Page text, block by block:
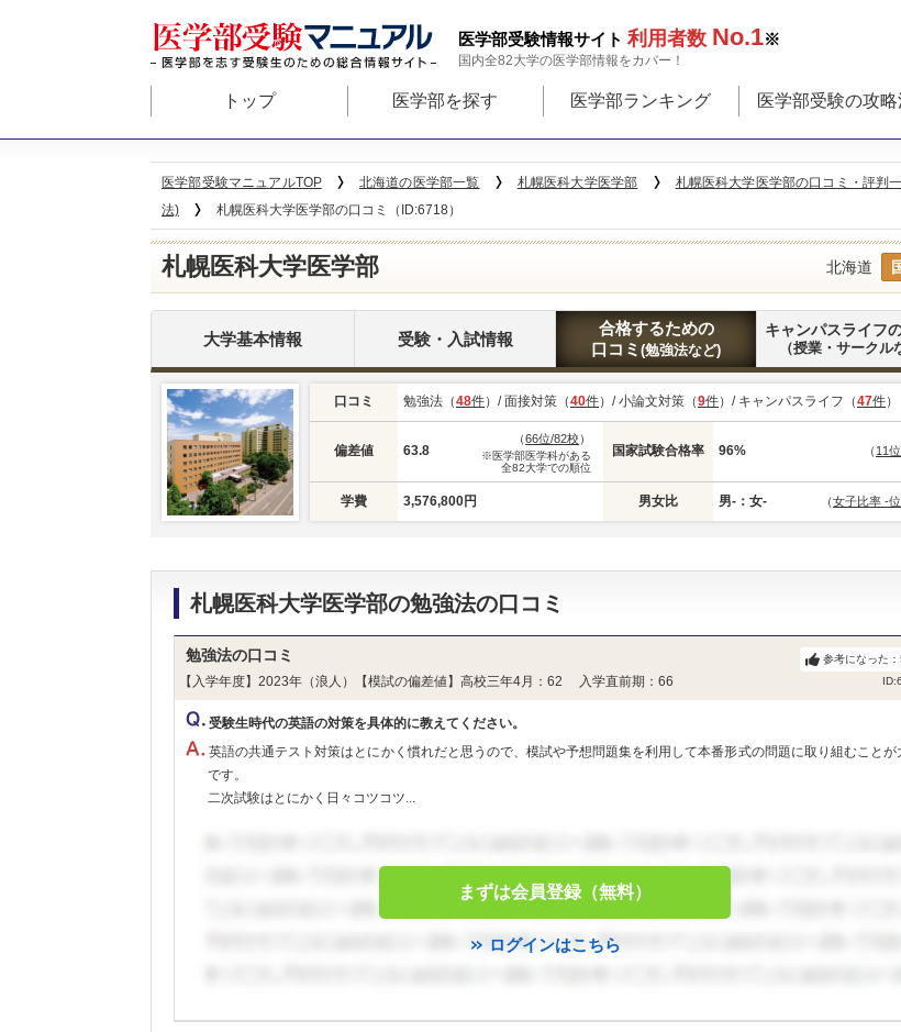
医学部受験情報サイト 利用者数 No.1※
国内全82大学の医学部情報をカバー！
トップ 医学部を探す 医学部ランキング 医学部受験の攻
医学部受験マニュアルTOP 北海道の医学部一覧 札幌医科大学医学部
札幌医科大学医学部の口コミ・評判
法)
札幌医科大学医学部の口コミ（ID:6718）
札幌医科大学医学部 北海道
大学基本情報 受験・入試情報
合格するための
口コミ (勉強法など)
キャンパスライフ
（授業・サークル
口コミ 勉強法（48件）/ 面接対策（40件）/ 小論文対策（9件）/ キャンパスライフ（47件）
偏差値 63.8
（66位/82校）
※医学部医学科がある
全82大学での順位
国家試験合格率 96% （ 11
学費 3,576,800円 男女比 男-：女- （女子比率 -
札幌医科大学医学部の勉強法の口コミ
勉強法の口コミ
【入学年度】2023年（浪人）【模試の偏差値】高校三年4月：62 入学直前期：66
参考になった：
受験生時代の英語の対策を具体的に教えてください。
英語の共通テスト対策はとにかく慣れだと思うので、模試や予想問題集を利用して本番形式の問題に取り組むことが
です。
二次試験はとにかく日々コツコツ...
まずは会員登録（無料）
ログインはこちら